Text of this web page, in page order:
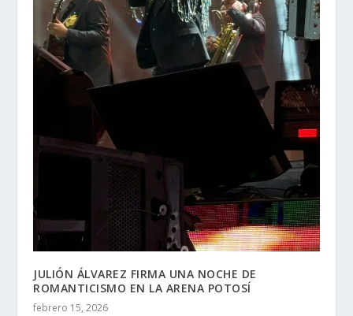
JULIÓN ÁLVAREZ FIRMA UNA NOCHE DE
ROMANTICISMO EN LA ARENA POTOSÍ
febrero 15, 2026